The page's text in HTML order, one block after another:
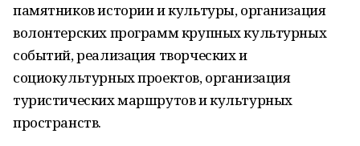
памятников истории и культуры, организация
волонтерских программ крупных культурных
событий, реализация творческих и
социокультурных проектов, организация
туристических маршрутов и культурных
пространств.